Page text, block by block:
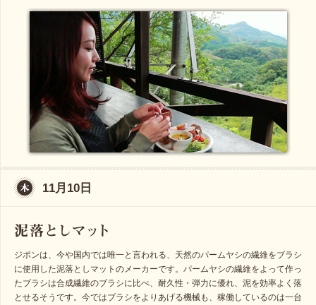
11月10日
ジポンは、今や国内では唯一と言われる、天然のパームヤシの繊維をブラシ
に使用した泥落としマットのメーカーです。パームヤシの繊維をよって作っ
たブラシは合成繊維のブラシに比べ、耐久性・弾力に優れ、泥を効率よく落
とせるそうです。今ではブラシをよりあげる機械も、稼働しているのは一台